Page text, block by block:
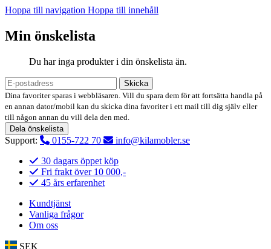
Hoppa till navigation Hoppa till innehåll
Min önskelista
Du har inga produkter i din önskelista än.
Skicka
Dina favoriter sparas i webbläsaren. Vill du spara dem för att fortsätta handla på
en annan dator/mobil kan du skicka dina favoriter i ett mail till dig själv eller
till någon annan du vill dela den med.
Dela önskelista
Support: 0155-722 70
info@kilamobler.se
30 dagars öppet köp
Fri frakt över 10 000,-
45 års erfarenhet
Kundtjänst
Vanliga frågor
Om oss
SEK